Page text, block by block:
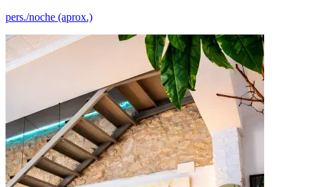
pers./noche (aprox.)